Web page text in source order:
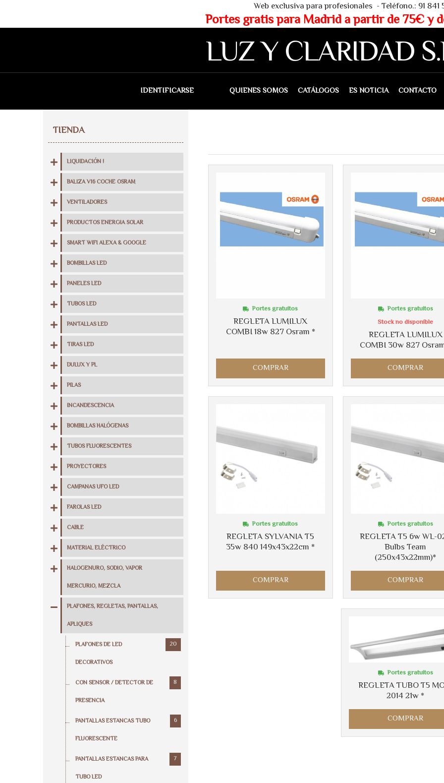
Web exclusiva para profesionales - Teléfono.: 91 841 53 80 -
Portes gratis para Madrid a partir de 75€ y de 150€
LUZ Y CLARIDAD
IDENTIFICARSE QUIENES SOMOS CATÁLOGOS ES NOTICIA CONTACTO
TIENDA
LIQUIDACIÓN !
BALIZA V16 COCHE OSRAM
VENTILADORES
PRODUCTOS ENERGIA SOLAR
SMART WIFI ALEXA & GOOGLE
BOMBILLAS LED
PANELES LED
TUBOS LED
PANTALLAS LED
TIRAS LED
DULUX Y PL
PILAS
INCANDESCENCIA
BOMBILLAS HALÓGENAS
TUBOS FLUORESCENTES
PROYECTORES
CAMPANAS UFO LED
FAROLAS LED
CABLE
MATERIAL ELÉCTRICO
HALOGENURO, SODIO, VAPOR
MERCURIO, MEZCLA
PLAFONES, REGLETAS, PANTALLAS,
APLIQUES
PLAFONES DE LED
DECORATIVOS
20
CON SENSOR / DETECTOR DE
PRESENCIA
8
PANTALLAS ESTANCAS TUBO
FLUORESCENTE
6
PANTALLAS ESTANCAS PARA
TUBO LED
7
REGLETA LUMILUX
COMBI 18w 827 Osram *
Portes gratuitos
COMPRAR
REGLETA LUMILUX
COMBI 30w 827
Portes gratuitos
Stock no disponible
COMPRAR
REGLETA SYLVANIA T5
35w 840 149x43x22cm *
Portes gratuitos
COMPRAR
REGLETA T5 6w WL-
Bulbs Team
(250x43x22mm)*
Portes gratuitos
COMPRAR
REGLETA TUBO T5
2014 21w *
Portes gratuitos
COMPRAR